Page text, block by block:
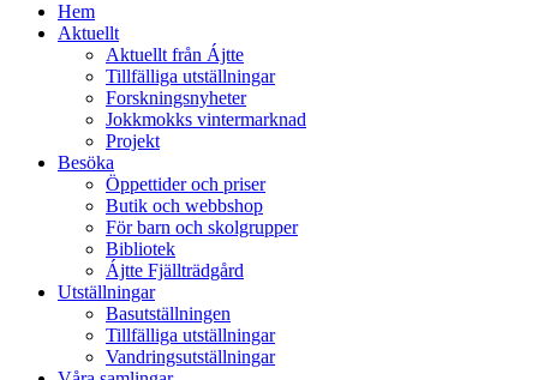
Hem
Aktuellt
Aktuellt från Ájtte
Tillfälliga utställningar
Forskningsnyheter
Jokkmokks vintermarknad
Projekt
Besöka
Öppettider och priser
Butik och webbshop
För barn och skolgrupper
Bibliotek
Ájtte Fjällträdgård
Utställningar
Basutställningen
Tillfälliga utställningar
Vandringsutställningar